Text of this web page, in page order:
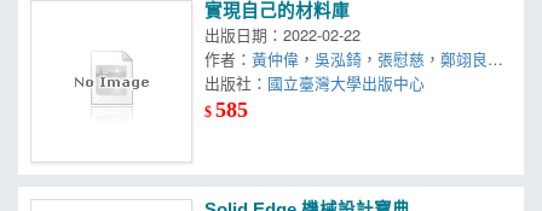
實現自己的材料庫
出版日期：2022-02-22
作者：黃仲偉 ，吳泓錡 ，張慰慈 ，鄭翊良，
楊文嘉 ， 游濟華，陳俊杉
出版社：
$585